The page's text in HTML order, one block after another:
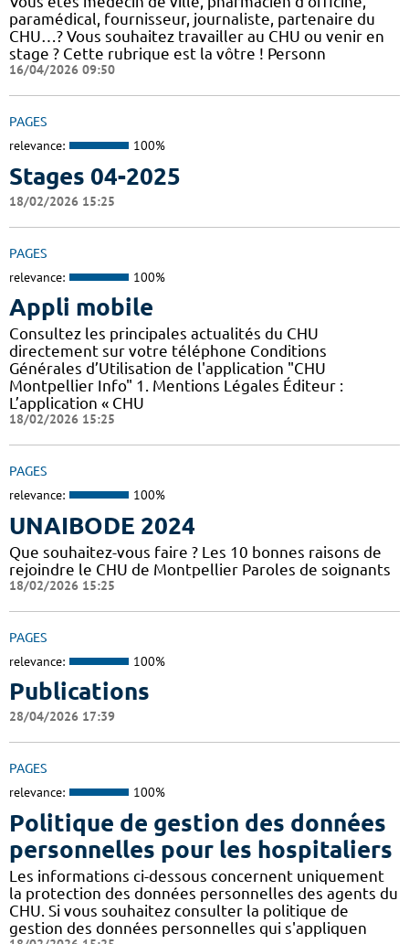
paramédical, fournisseur, journaliste, partenaire du
CHU…? Vous souhaitez travailler au CHU ou venir en
stage ? Cette rubrique est la vôtre ! Personn
16/04/2026 09:50
PAGES
relevance: 100%
Stages 04-2025
18/02/2026 15:25
PAGES
relevance: 100%
Appli mobile
Consultez les principales actualités du CHU
directement sur votre téléphone Conditions
Générales d’Utilisation de l'application "CHU
Montpellier Info" 1. Mentions Légales Éditeur :
L’application « CHU
18/02/2026 15:25
PAGES
relevance: 100%
UNAIBODE 2024
Que souhaitez-vous faire ? Les 10 bonnes raisons de
rejoindre le CHU de Montpellier Paroles de soignants
18/02/2026 15:25
PAGES
relevance: 100%
Publications
28/04/2026 17:39
PAGES
relevance: 100%
Politique de gestion des données
personnelles pour les hospitaliers
Les informations ci-dessous concernent uniquement
la protection des données personnelles des agents du
CHU. Si vous souhaitez consulter la politique de
gestion des données personnelles qui s'appliquen